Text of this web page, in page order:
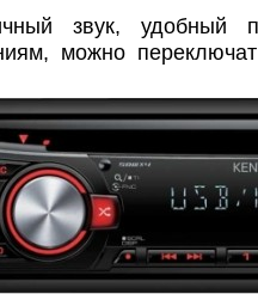
звук, удобный
можно